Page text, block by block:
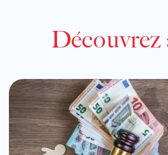
Découvrez